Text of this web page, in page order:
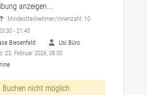
anzeigen...
Mindestteilnehmer/innenzahl: 10
- 21:45
Biesenfeld
Usi Büro
23. Februar 2026, 08:00
Buchen nicht möglich